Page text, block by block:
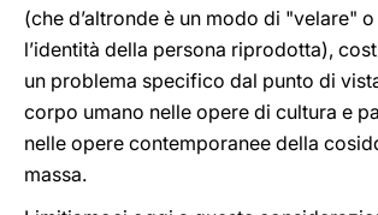
(che d’altronde è un modo di "velare"
l’identità della persona riprodotta),
un problema specifico dal punto di
corpo umano nelle opere di cultura e
nelle opere contemporanee della
massa.